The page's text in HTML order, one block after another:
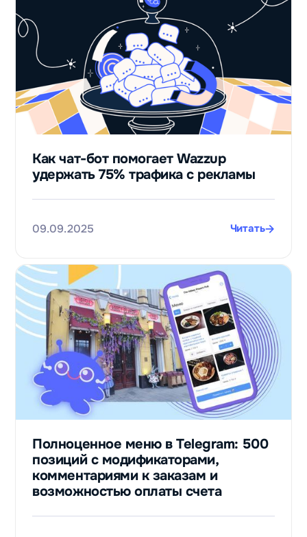
Как чат-бот помогает Wazzup
удержать 75% трафика с рекламы
09.09.2025 Читать
Полноценное меню в Telеgram: 500
позиций с модификаторами,
комментариями к заказам и
возможностью оплаты счета